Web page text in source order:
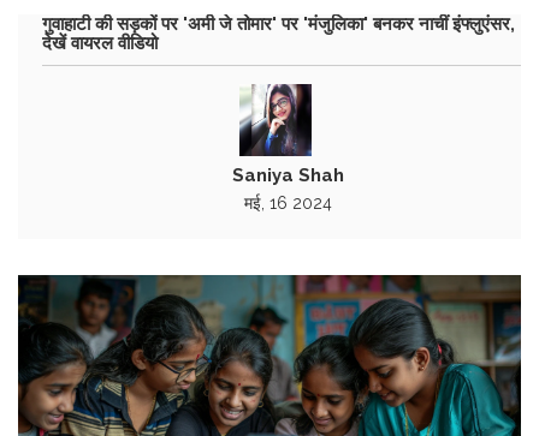
गुवाहाटी की सड़कों पर 'अमी जे तोमार' पर 'मंजुलिका' बनकर नाचीं इंफ्लुएंसर,
देखें वायरल वीडियो
Saniya Shah
मई, 16 2024